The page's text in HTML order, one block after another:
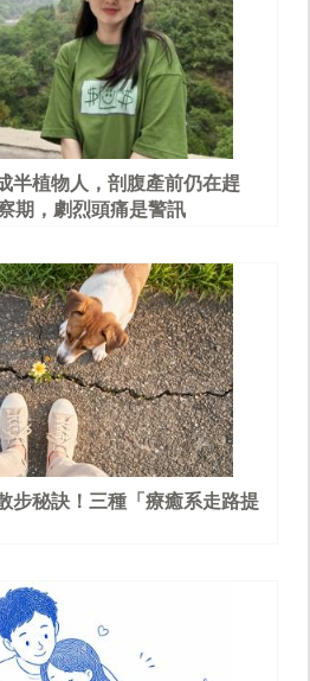
半植物人，剖腹產前仍在趕
期，劇烈頭痛是警訊
步秘訣！三種「療癒系走路提